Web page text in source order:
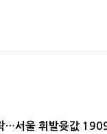
…서울 휘발윳값